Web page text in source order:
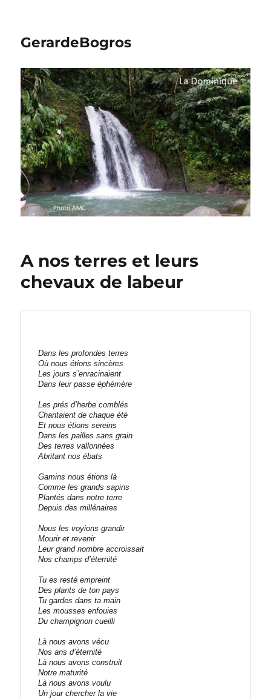
GerardeBogros
A nos terres et leurs
chevaux de labeur
Dans les profondes terres
Où nous étions sincères
Les jours s’enracinaient
Dans leur passe éphémère
Les prés d’herbe comblés
Chantaient de chaque été
Et nous étions sereins
Dans les pailles sans grain
Des terres vallonnées
Abritant nos ébats
Gamins nous étions là
Comme les grands sapins
Plantés dans notre terre
Depuis des millénaires
Nous les voyions grandir
Mourir et revenir
Leur grand nombre accroissait
Nos champs d’éternité
Tu es resté empreint
Des plants de ton pays
Tu gardes dans ta main
Les mousses enfouies
Du champignon cueilli
Là nous avons vécu
Nos ans d’éternité
Là nous avons construit
Notre maturité
Là nous avons voulu
Un jour chercher la vie